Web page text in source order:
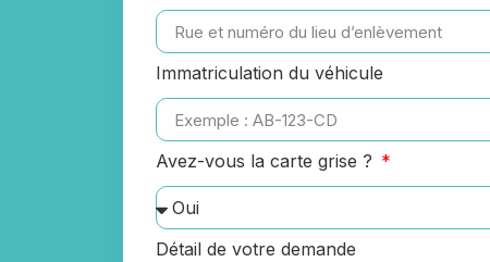
Immatriculation du véhicule
Avez-vous la carte grise ?
Détail de votre demande